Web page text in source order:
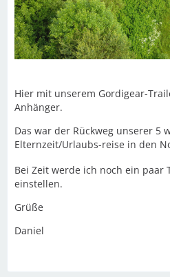
Hier mit unserem Gordigear-
Anhänger.
Das war der Rückweg unserer 5
Elternzeit/Urlaubs-reise in den
Bei Zeit werde ich noch ein paar
einstellen.
Grüße
Daniel